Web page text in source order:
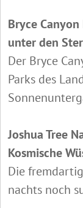
Bryce
unter den
Der Bryce
Parks des
Joshua Tree
Kosmische
Die
nachts noch